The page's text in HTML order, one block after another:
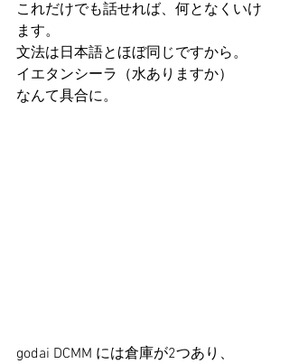
これだけでも話せれば、何となくいけ
ます。
文法は日本語とほぼ同じですから。
イエタンシーラ（水ありますか）
なんて具合に。
godai DCMM には倉庫が2つあり、